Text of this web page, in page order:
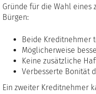
Gründe für die Wahl eines
Bürgen:
Beide Kreditnehmer
Möglicherweise
Keine zusätzliche
Verbesserte Bonität
Ein zweiter Kreditnehmer